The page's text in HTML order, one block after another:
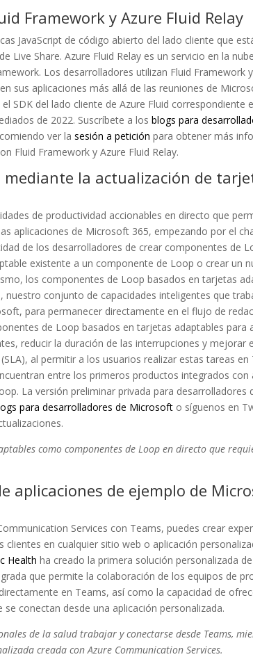
Framework y Azure Fluid Relay
JavaScript de código abierto del lado cliente que
Live Share. Azure Fluid Relay es un servicio en la
Los desarrolladores utilizan Fluid Framework
sus aplicaciones más allá de las reuniones de
SDK del lado cliente de Azure Fluid correspondiente
de 2022. Suscríbete a losblogs para
ver lasesión a petición para obtener más
Fluid Framework y Azure Fluid Relay.
mediante la actualización de
de productividad accionables en directo que
aplicaciones de Microsoft 365, empezando por el
de los desarrolladores de crear componentes de
existente a un componente de Loop o crear un
los componentes de Loop basados en tarjetas
conjunto de capacidades inteligentes que
para permanecer directamente en el flujo de
de Loop basados en tarjetas adaptables para
reducir la duración de las interrupciones y mejorar
al permitir a los usuarios realizar estas tareas
entre los primeros productos integrados con
La versión preliminar privada para desarrolladores
para desarrolladores de Microsoft o síguenos en
como componentes de Loop en directo que
aplicaciones de ejemplo de
Services con Teams, puedes crear
en cualquier sitio web o aplicación
Health ha creado la primera solución personalizada
que permite la colaboración de los equipos de
en Teams, así como la capacidad de
conectan desde una aplicación personalizada.
de la salud trabajar y conectarse desde Teams,
creada con Azure Communication Services.